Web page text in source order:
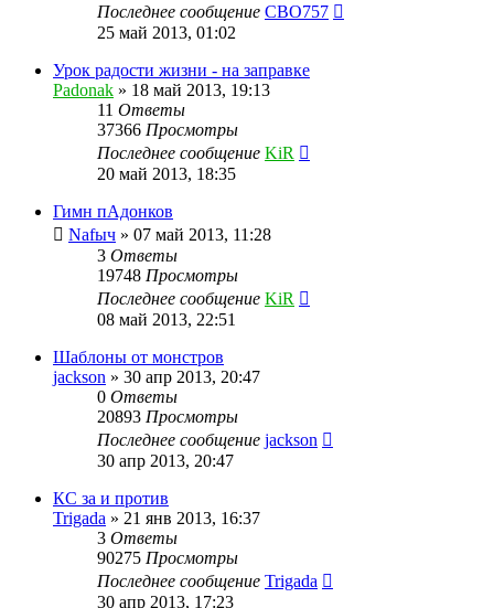
Последнее сообщение CBO757
25 май 2013, 01:02
Урок радости жизни - на заправке
Padonak » 18 май 2013, 19:13
11 Ответы
37366 Просмотры
Последнее сообщение KiR
20 май 2013, 18:35
Гимн пАдонков
Nafыч » 07 май 2013, 11:28
3 Ответы
19748 Просмотры
Последнее сообщение KiR
08 май 2013, 22:51
Шаблоны от монстров
jackson » 30 апр 2013, 20:47
0 Ответы
20893 Просмотры
Последнее сообщение jackson
30 апр 2013, 20:47
КС за и против
Trigada » 21 янв 2013, 16:37
3 Ответы
90275 Просмотры
Последнее сообщение Trigada
30 апр 2013, 17:23